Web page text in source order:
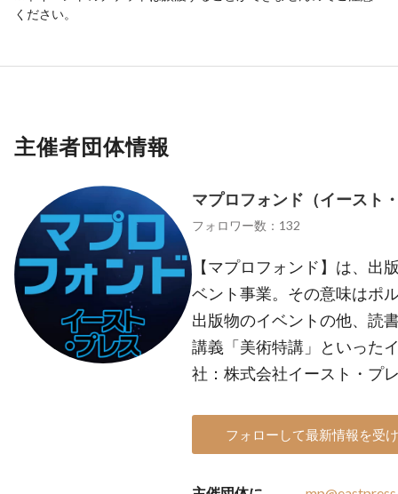
ください。
主催者団体情報
マプロフォンド（イースト
フォロワー数：132
【マプロフォンド】は、出
ベント事業。その意味はポ
出版物のイベントの他、読
講義「美術特講」といった
社：株式会社イースト・プ
フォローして最新情報を受